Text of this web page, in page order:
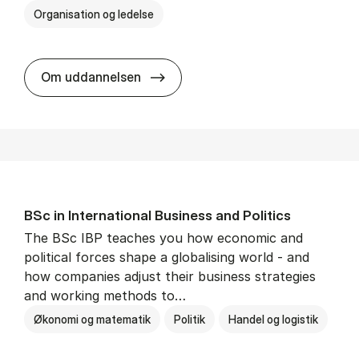
Organisation og ledelse
Om uddannelsen BSc in In­ter­na­tion­al Busi­ness
BSc in In­ter­na­tion­al Busi­ness and Polit­ics
The BSc IBP teaches you how economic and
political forces shape a globalising world - and
how companies adjust their business strategies
and working methods to…
Økonomi og matematik Politik Handel og logistik